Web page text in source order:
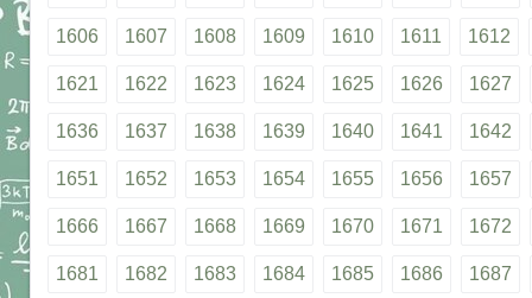
1606 1607 1608 1609 1610 1611 1612
1621 1622 1623 1624 1625 1626 1627
1636 1637 1638 1639 1640 1641 1642
1651 1652 1653 1654 1655 1656 1657
1666 1667 1668 1669 1670 1671 1672
1681 1682 1683 1684 1685 1686 1687